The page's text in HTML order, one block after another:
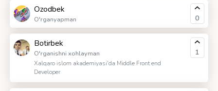
Ozodbek
O'rganyapman 0
Botirbek
O'rganishni xohlayman
Xalqaro islom akademiyasi'da Middle Front end
Developer
1